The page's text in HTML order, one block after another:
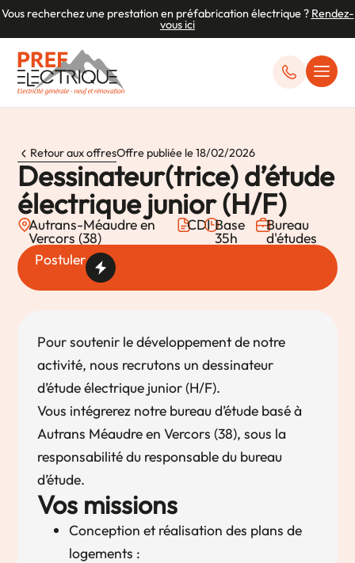
Vous recherchez une prestation en préfabrication électrique ? Rendez-
vous ici
Retour aux offresOffre publiée le 18/02/2026
Dessinateur(trice) d’étude
électrique junior (H/F)
Autrans-Méaudre en
Vercors (38)
CDI Base
35h
Bureau
d'études
Postuler
Pour soutenir le développement de notre
activité, nous recrutons un dessinateur
d’étude électrique junior (H/F).
Vous intégrerez notre bureau d’étude basé à
Autrans Méaudre en Vercors (38), sous la
responsabilité du responsable du bureau
d’étude.
Vos missions
Conception et réalisation des plans de
logements :